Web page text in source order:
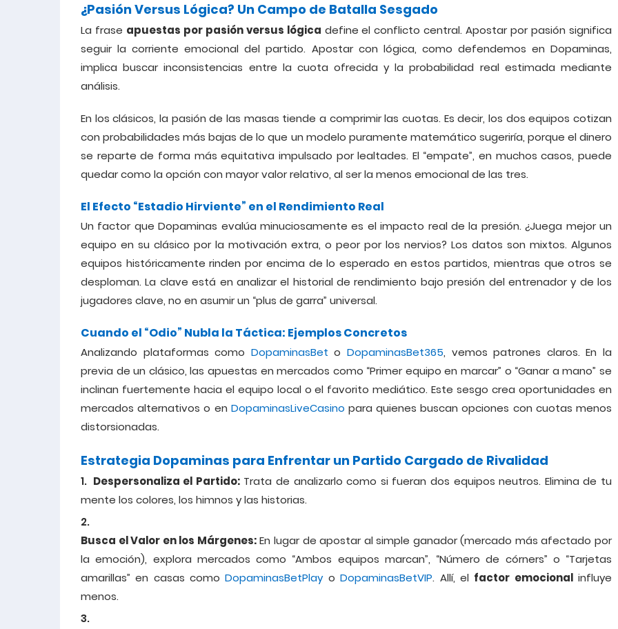
¿Pasión Versus Lógica? Un Campo de Batalla Sesgado
La frase apuestas por pasión versus lógica define el conflicto central. Apostar por pasión significa
seguir la corriente emocional del partido. Apostar con lógica, como defendemos en Dopaminas,
implica buscar inconsistencias entre la cuota ofrecida y la probabilidad real estimada mediante
análisis.
En los clásicos, la pasión de las masas tiende a comprimir las cuotas. Es decir, los dos equipos cotizan
con probabilidades más bajas de lo que un modelo puramente matemático sugeriría, porque el dinero
se reparte de forma más equitativa impulsado por lealtades. El “empate”, en muchos casos, puede
quedar como la opción con mayor valor relativo, al ser la menos emocional de las tres.
El Efecto “Estadio Hirviente” en el Rendimiento Real
Un factor que Dopaminas evalúa minuciosamente es el impacto real de la presión. ¿Juega mejor un
equipo en su clásico por la motivación extra, o peor por los nervios? Los datos son mixtos. Algunos
equipos históricamente rinden por encima de lo esperado en estos partidos, mientras que otros se
desploman. La clave está en analizar el historial de rendimiento bajo presión del entrenador y de los
jugadores clave, no en asumir un “plus de garra” universal.
Cuando el “Odio” Nubla la Táctica: Ejemplos Concretos
Analizando plataformas como DopaminasBet oDopaminasBet365, vemos patrones claros. En la
previa de un clásico, las apuestas en mercados como “Primer equipo en marcar” o “Ganar a mano” se
inclinan fuertemente hacia el equipo local o el favorito mediático. Este sesgo crea oportunidades en
mercados alternativos o en DopaminasLiveCasino para quienes buscan opciones con cuotas menos
distorsionadas.
Estrategia Dopaminas para Enfrentar un Partido Cargado de Rivalidad
Despersonaliza el Partido:Trata de analizarlo como si fueran dos equipos neutros. Elimina de tu
mente los colores, los himnos y las historias.
Busca el Valor en los Márgenes:En lugar de apostar al simple ganador (mercado más afectado por
la emoción), explora mercados como “Ambos equipos marcan”, “Número de córners” o “Tarjetas
amarillas” en casas comoDopaminasBetPlayoDopaminasBetVIP. Allí, el factor emocionalinfluye
menos.